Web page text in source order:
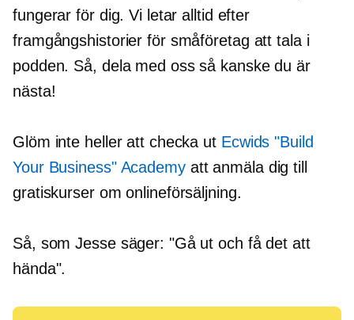
fungerar för dig. Vi letar alltid efter
framgångshistorier för småföretag att tala i
podden. Så, dela med oss ​​så kanske du är
nästa!
Glöm inte heller att checka ut Ecwids "Build
Your Business" Academyatt anmäla dig till
gratiskurser om onlineförsäljning.
Så, som Jesse säger: "Gå ut och få det att
hända".